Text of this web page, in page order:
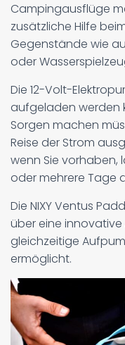
Campingausflüge
zusätzliche Hilfe
Gegenstände wie
oder
Die 12-Volt-
aufgeladen werden
Sorgen machen
Reise der Strom
wenn Sie vorhaben,
oder mehrere Tage
Die NIXY Ventus
über eine innovative
gleichzeitige
ermöglicht.